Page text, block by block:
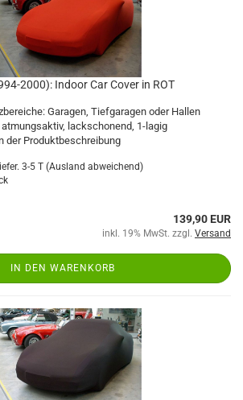
2000): Indoor Car Cover in ROT
Garagen, Tiefgaragen oder Hallen
lackschonend, 1-lagig
der Produktbeschreibung
3-5 T (Ausland abweichend)
139,90 EUR
inkl. 19% MwSt. zzgl. Versand
IN DEN WARENKORB